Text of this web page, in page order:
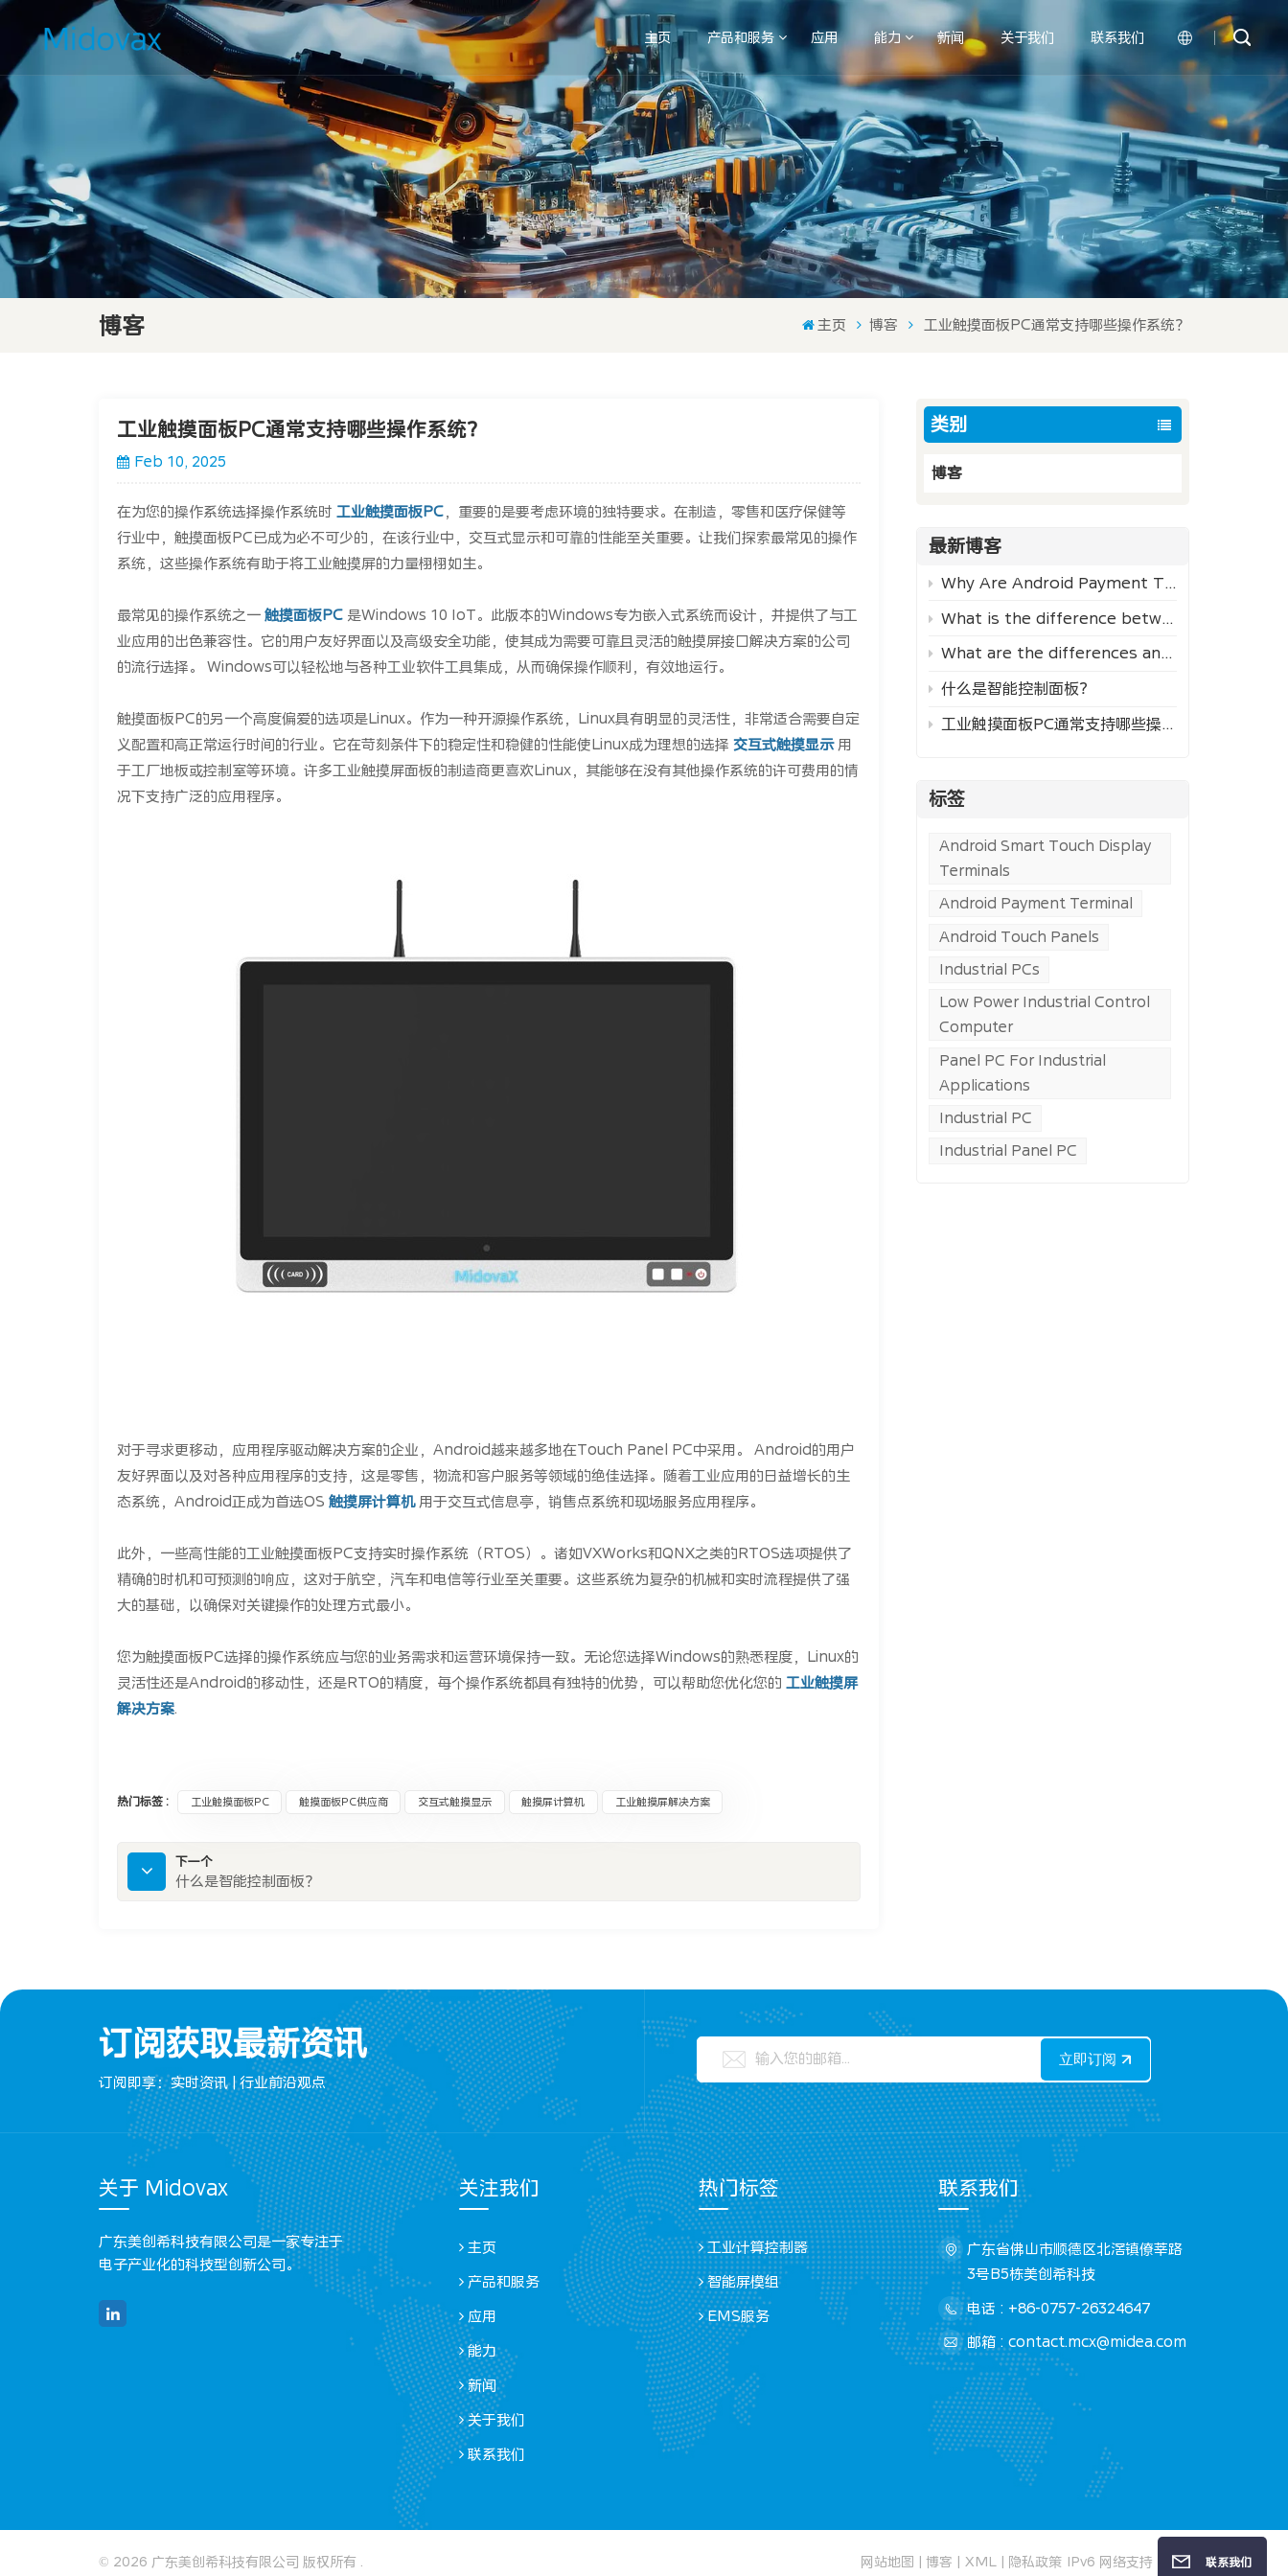
主页 产品和服务 应用 能力 新闻 关于我们 联系我们
English
中文
博客 主页 博客 工业触摸面板PC通常支持哪些操作系统？
类别
博客
最新博客
Why Are Android Payment Terminals So Popular?
What is the difference between PLC and industrial PC?
What are the differences and application scenarios between embedded industrial control systems and PLCs?
什么是智能控制面板？
工业触摸面板PC通常支持哪些操作系统？
标签
Android Smart Touch Display
Terminals
Android Payment Terminal
Android Touch Panels
Industrial PCs
Low Power Industrial Control
Computer
Panel PC For Industrial
Applications
Industrial PC
Industrial Panel PC
工业触摸面板PC通常支持哪些操作系统？
Feb 10, 2025
在为您的操作系统选择操作系统时工业触摸面板PC，重要的是要考虑环境的独特要求。在制造，零售和医疗保健等
行业中，触摸面板PC已成为必不可少的，在该行业中，交互式显示和可靠的性能至关重要。让我们探索最常见的操作
系统，这些操作系统有助于将工业触摸屏的力量栩栩如生。
最常见的操作系统之一触摸面板PC 是Windows 10 IoT。此版本的Windows专为嵌入式系统而设计，并提供了与工
业应用的出色兼容性。它的用户友好界面以及高级安全功能，使其成为需要可靠且灵活的触摸屏接口解决方案的公司
的流行选择。 Windows可以轻松地与各种工业软件工具集成，从而确保操作顺利，有效地运行。
触摸面板PC的另一个高度偏爱的选项是Linux。作为一种开源操作系统，Linux具有明显的灵活性，非常适合需要自定
义配置和高正常运行时间的行业。它在苛刻条件下的稳定性和稳健的性能使Linux成为理想的选择交互式触摸显示用
于工厂地板或控制室等环境。许多工业触摸屏面板的制造商更喜欢Linux，其能够在没有其他操作系统的许可费用的情
况下支持广泛的应用程序。
对于寻求更移动，应用程序驱动解决方案的企业，Android越来越多地在Touch Panel PC中采用。 Android的用户
友好界面以及对各种应用程序的支持，这是零售，物流和客户服务等领域的绝佳选择。随着工业应用的日益增长的生
态系统，Android正成为首选OS触摸屏计算机用于交互式信息亭，销售点系统和现场服务应用程序。
此外，一些高性能的工业触摸面板PC支持实时操作系统（RTOS）。诸如VXWorks和QNX之类的RTOS选项提供了
精确的时机和可预测的响应，这对于航空，汽车和电信等行业至关重要。这些系统为复杂的机械和实时流程提供了强
大的基础，以确保对关键操作的处理方式最小。
您为触摸面板PC选择的操作系统应与您的业务需求和运营环境保持一致。无论您选择Windows的熟悉程度，Linux的
灵活性还是Android的移动性，还是RTO的精度，每个操作系统都具有独特的优势，可以帮助您优化您的工业触摸屏
解决方案.
热门标签 : 工业触摸面板PC 触摸面板PC供应商 交互式触摸显示 触摸屏计算机 工业触摸屏解决方案
下一个
什么是智能控制面板？
订阅获取最新资讯
订阅即享：实时资讯 | 行业前沿观点
关于 Midovax
广东美创希科技有限公司是一家专注于
电子产业化的科技型创新公司。
关注我们
主页
产品和服务
应用
能力
新闻
关于我们
联系我们
热门标签
工业计算控制器
智能屏模组
EMS服务
联系我们
广东省佛山市顺德区北滘镇僚莘路
3号B5栋美创希科技
电话 : +86-0757-26324647
邮箱 : contact.mcx@midea.com
© 2026 广东美创希科技有限公司 版权所有 . 网站地图 博客 XML 隐私政策 IPv6 网络支持 联系我们